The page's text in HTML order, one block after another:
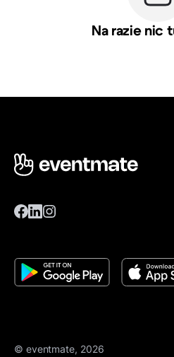
Na razie nic
© eventmate, 2026